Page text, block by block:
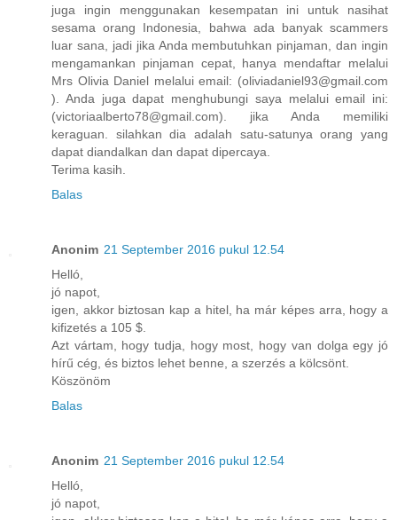
juga ingin menggunakan kesempatan ini untuk nasihat
sesama orang Indonesia, bahwa ada banyak scammers
luar sana, jadi jika Anda membutuhkan pinjaman, dan ingin
mengamankan pinjaman cepat, hanya mendaftar melalui
Mrs Olivia Daniel melalui email: (oliviadaniel93@gmail.com
). Anda juga dapat menghubungi saya melalui email ini:
(victoriaalberto78@gmail.com). jika Anda memiliki
keraguan. silahkan dia adalah satu-satunya orang yang
dapat diandalkan dan dapat dipercaya.
Terima kasih.
Balas
Anonim 21 September 2016 pukul 12.54
Helló,
jó napot,
igen, akkor biztosan kap a hitel, ha már képes arra, hogy a
kifizetés a 105 $.
Azt vártam, hogy tudja, hogy most, hogy van dolga egy jó
hírű cég, és biztos lehet benne, a szerzés a kölcsönt.
Köszönöm
Balas
Anonim 21 September 2016 pukul 12.54
Helló,
jó napot,